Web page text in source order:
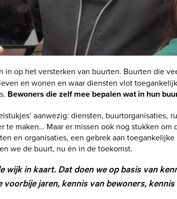
in op het versterken van buurten. Buurten die
en wonen en waar diensten vlot
Bewoners die zelf mee bepalen wat in hun
aanwezig: diensten, buurtorganisaties,
te maken… Maar er missen ook nog stukken
en organisaties, een gebrek aan
we de buurt, nu én in de toekomst.
wijk in kaart. Dat doen we op basis van
voorbije jaren, kennis van bewoners,